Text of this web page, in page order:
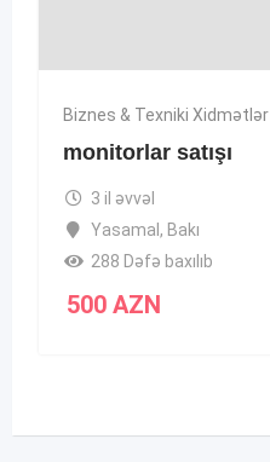
Biznes & Texniki Xidmətlər
monitorlar satışı
3 il əvvəl
Yasamal , Bakı
288 Dəfə baxılıb
500 AZN